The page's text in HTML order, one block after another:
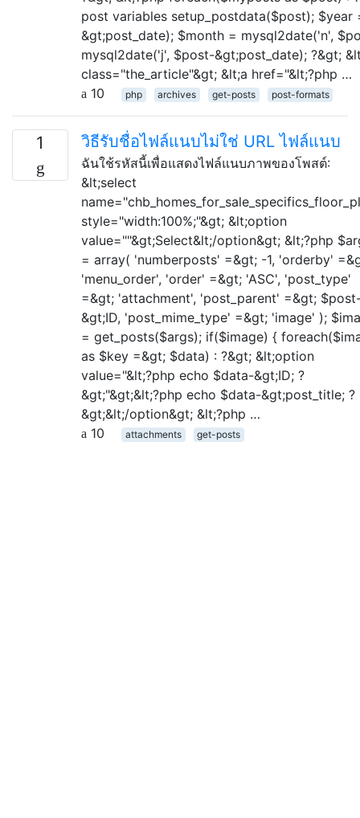
post variables setup_postdata($post);
&gt;post_date); $month = mysql2date('n',
mysql2date('j', $post-&gt;post_date); ?&gt;
class="the_article"&gt; &lt;a href="&lt;?php …
10
php archives get-posts post-formats
1 วิธีรับชื่อไฟล์แนบไม่ใช่ URL ไฟล์แนบ
ฉันใช้รหัสนี้เพื่อแสดงไฟล์แนบภาพของโพสต์:
&lt;select
style="width:100%;"&gt; &lt;option
value=""&gt;Select&lt;/option&gt; &lt;?php
= array( 'numberposts' =&gt; -1, 'orderby'
'menu_order', 'order' =&gt; 'ASC', 'post_type'
=&gt; 'attachment', 'post_parent' =&gt;
&gt;ID, 'post_mime_type' =&gt; 'image' );
= get_posts($args); if($image) {
as $key =&gt; $data) : ?&gt; &lt;option
value="&lt;?php echo $data-&gt;ID; ?
&gt;"&gt;&lt;?php echo $data-&gt;post_title; ?
&gt;&lt;/option&gt; &lt;?php …
10
attachments get-posts